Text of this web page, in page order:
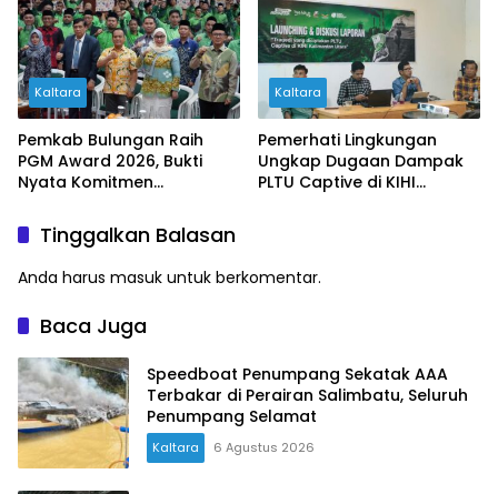
Kaltara
Pemkab Bulungan Raih
PGM Award 2026, Bukti
Nyata Komitmen
Pendidikan Madrasah
Kaltara
Pemerhati Lingkungan
Ungkap Dugaan Dampak
PLTU Captive di KIHI
Tinggalkan Balasan
Anda harus masuk untuk berkomentar.
Baca Juga
Speedboat Penumpang Sekatak AAA
Terbakar di Perairan Salimbatu, Seluruh
Penumpang Selamat
Kaltara 6 Agustus 2026